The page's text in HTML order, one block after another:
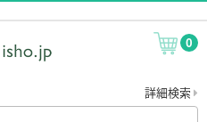
0
詳細検索